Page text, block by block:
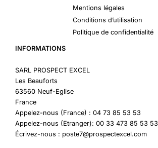
Mentions légales
Conditions d’utilisation
Politique de confidentialité
INFORMATIONS
SARL PROSPECT EXCEL
Les Beauforts
63560 Neuf-Eglise
France
Appelez-nous (France) : 04 73 85 53 53
Appelez-nous (Etranger): 00 33 473 85 53 53
Écrivez-nous : poste7@prospectexcel.com